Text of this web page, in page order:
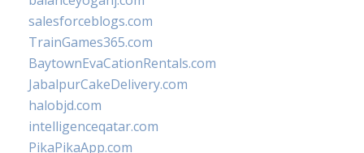
salesforceblogs.com
TrainGames365.com
BaytownEvaCationRentals.com
JabalpurCakeDelivery.com
halobjd.com
intelligenceqatar.com
PikaPikaApp.com